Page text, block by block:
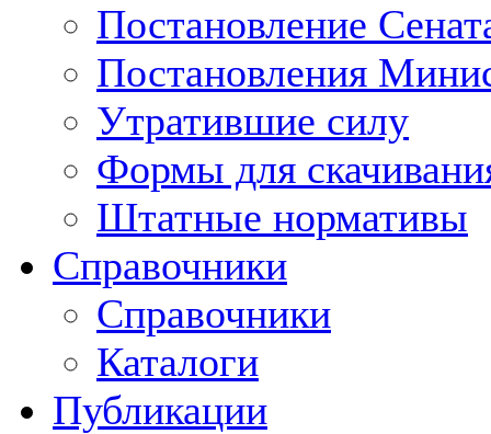
Постановление
Постановления
Утратившие силу
Формы для
Штатные нормативы
Справочники
Справочники
Каталоги
Публикации